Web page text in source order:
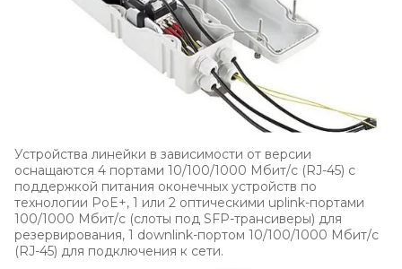
Устройства линейки в зависимости от версии
оснащаются 4 портами 10/100/1000 Мбит/c (RJ-45) с
поддержкой питания оконечных устройств по
технологии PoE+, 1 или 2 оптическими uplink-портами
100/1000 Мбит/c (слоты под SFP-трансиверы) для
резервирования, 1 downlink-портом 10/100/1000 Мбит/c
(RJ-45) для подключения к сети.